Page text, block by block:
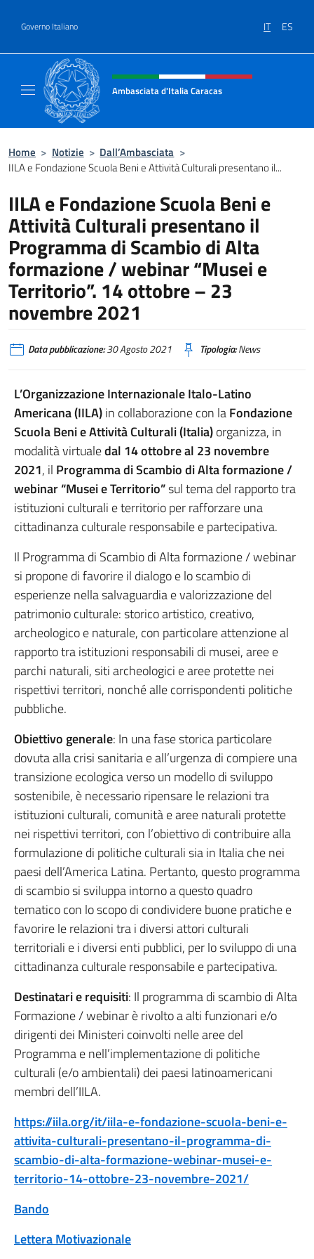
Governo Italiano IT ES
Intestazione sito, social e menù
Ambasciata d'Italia Caracas
Home > Notizie > Dall’Ambasciata >
IILA e Fondazione Scuola Beni e Attività Culturali presentano il...
IILA e Fondazione Scuola Beni e
Attività Culturali presentano il
Programma di Scambio di Alta
formazione / webinar “Musei e
Territorio”. 14 ottobre – 23
novembre 2021
Data pubblicazione:30 Agosto 2021 Tipologia:News
L’Organizzazione Internazionale Italo-Latino
Americana (IILA)in collaborazione con laFondazione
Scuola Beni e Attività Culturali (Italia)organizza, in
modalità virtualedal 14 ottobre al 23 novembre
2021, il Programma di Scambio di Alta formazione /
webinar “Musei e Territorio”sul tema del rapporto tra
istituzioni culturali e territorio per rafforzare una
cittadinanza culturale responsabile e partecipativa.
Il Programma di Scambio di Alta formazione / webinar
si propone di favorire il dialogo e lo scambio di
esperienze nella salvaguardia e valorizzazione del
patrimonio culturale: storico artistico, creativo,
archeologico e naturale, con particolare attenzione al
rapporto tra istituzioni responsabili di musei, aree e
parchi naturali, siti archeologici e aree protette nei
rispettivi territori, nonché alle corrispondenti politiche
pubbliche.
Obiettivo generale: In una fase storica particolare
dovuta alla crisi sanitaria e all’urgenza di compiere una
transizione ecologica verso un modello di sviluppo
sostenibile, è necessario ripensare le relazioni tra
istituzioni culturali, comunità e aree naturali protette
nei rispettivi territori, con l’obiettivo di contribuire alla
formulazione di politiche culturali sia in Italia che nei
paesi dell’America Latina. Pertanto, questo programma
di scambio si sviluppa intorno a questo quadro
tematico con lo scopo di condividere buone pratiche e
favorire le relazioni tra i diversi attori culturali
territoriali e i diversi enti pubblici, per lo sviluppo di una
cittadinanza culturale responsabile e partecipativa.
Destinatari e requisiti: Il programma di scambio di Alta
Formazione / webinar è rivolto a alti funzionari e/o
dirigenti dei Ministeri coinvolti nelle aree del
Programma e nell’implementazione di politiche
culturali (e/o ambientali) dei paesi latinoamericani
membri dell’IILA.
https://iila.org/it/iila-e-fondazione-scuola-beni-e-
attivita-culturali-presentano-il-programma-di-
scambio-di-alta-formazione-webinar-musei-e-
territorio-14-ottobre-23-novembre-2021/
Bando
Lettera Motivazionale